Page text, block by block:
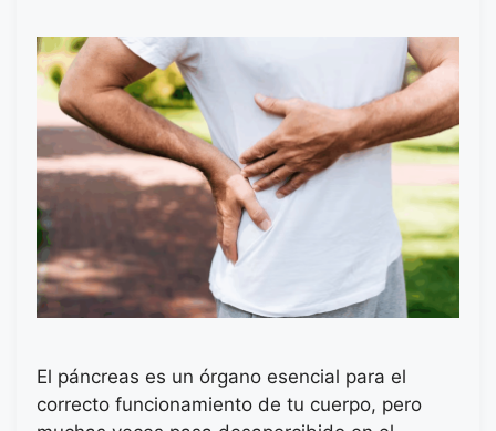
El páncreas es un órgano esencial para el
correcto funcionamiento de tu cuerpo, pero